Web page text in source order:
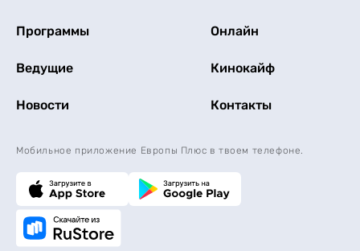
Программы Онлайн
Ведущие Кинокайф
Новости Контакты
Мобильное приложение Европы Плюс в твоем телефоне.